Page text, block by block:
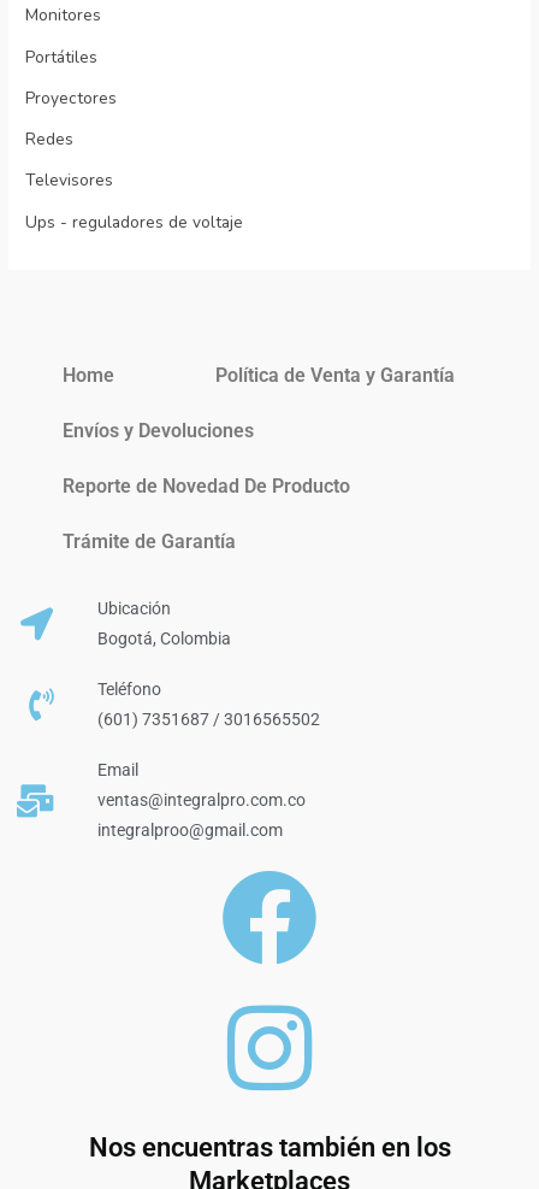
Monitores
Portátiles
Proyectores
Redes
Televisores
Ups - reguladores de voltaje
Home Política de Venta y Garantía
Envíos y Devoluciones
Reporte de Novedad De Producto
Trámite de Garantía
Ubicación
Bogotá, Colombia
Teléfono
(601) 7351687 / 3016565502
Email
ventas@integralpro.com.co
integralproo@gmail.com
Nos encuentras también en los
Marketplaces